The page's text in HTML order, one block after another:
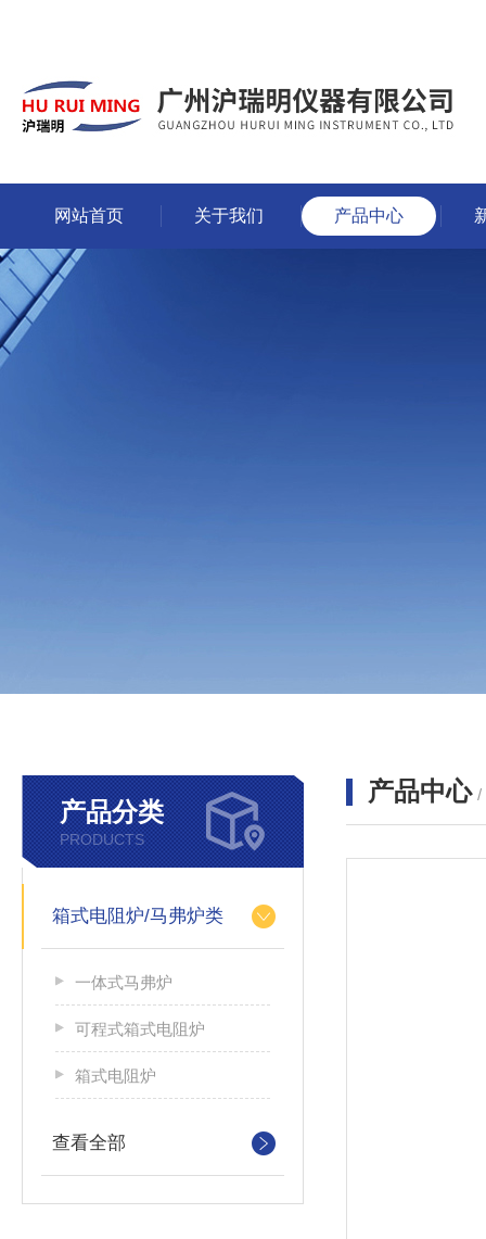
网站首页 关于我们 产品中心
产品分类
PRODUCTS
箱式电阻炉/马弗炉类
一体式马弗炉
可程式箱式电阻炉
箱式电阻炉
查看全部
产品中心 /